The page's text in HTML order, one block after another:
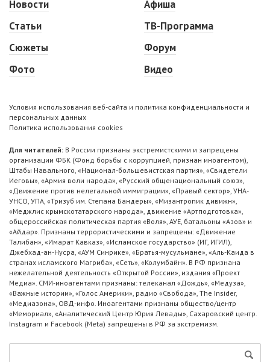
Новости
Статьи
Сюжеты
Фото
Афиша
ТВ-Программа
Форум
Видео
Условия использования веб-сайта и политика конфиденциальности и
персональных данных
Политика использования cookies
Для читателей: В России признаны экстремистскими и запрещены
организации ФБК (Фонд борьбы с коррупцией, признан иноагентом),
Штабы Навального, «Национал-большевистская партия», «Свидетели
Иеговы», «Армия воли народа», «Русский общенациональный союз»,
«Движение против нелегальной иммиграции», «Правый сектор», УНА-
УНСО, УПА, «Тризуб им. Степана Бандеры», «Мизантропик дивижн»,
«Меджлис крымскотатарского народа», движение «Артподготовка»,
общероссийская политическая партия «Воля», АУЕ, батальоны «Азов» и
«Айдар». Признаны террористическими и запрещены: «Движение
Талибан», «Имарат Кавказ», «Исламское государство» (ИГ, ИГИЛ),
Джебхад-ан-Нусра, «АУМ Синрике», «Братья-мусульмане», «Аль-Каида в
странах исламского Магриба», «Сеть», «Колумбайн». В РФ признана
нежелательной деятельность «Открытой России», издания «Проект
Медиа». СМИ-иноагентами признаны: телеканал «Дождь», «Медуза»,
«Важные истории», «Голос Америки», радио «Свобода», The Insider,
«Медиазона», ОВД-инфо. Иноагентами признаны общество/центр
«Мемориал», «Аналитический Центр Юрия Левады», Сахаровский центр.
Instagram и Facebook (Metа) запрещены в РФ за экстремизм.